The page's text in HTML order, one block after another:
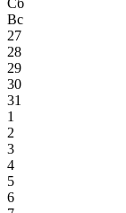
Сб
Вс
27
28
29
30
31
1
2
3
4
5
6